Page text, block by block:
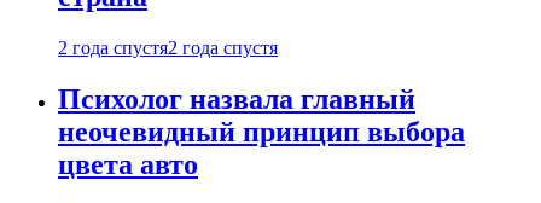
2 года спустя2 года спустя
Психолог назвала главный
неочевидный принцип выбора
цвета авто